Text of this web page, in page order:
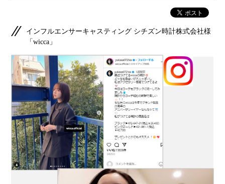
インフルエンサーキャスティング シチズン時計株式会社様
「wicca」